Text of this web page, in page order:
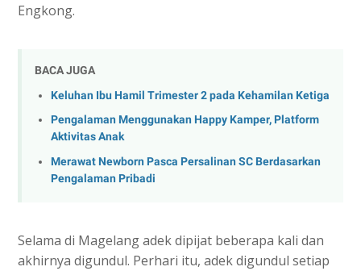
Engkong.
BACA JUGA
Keluhan Ibu Hamil Trimester 2 pada Kehamilan Ketiga
Pengalaman Menggunakan Happy Kamper, Platform
Aktivitas Anak
Merawat Newborn Pasca Persalinan SC Berdasarkan
Pengalaman Pribadi
Selama di Magelang adek dipijat beberapa kali dan
akhirnya digundul. Perhari itu, adek digundul setiap